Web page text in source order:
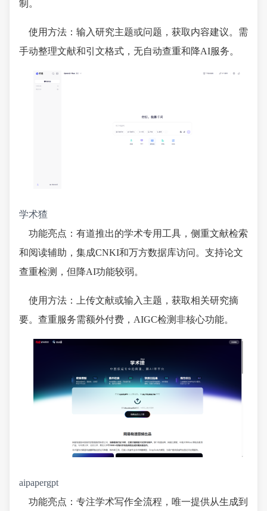
制。
使用方法：输入研究主题或问题，获取内容建议。需
手动整理文献和引文格式，无自动查重和降AI服务。
学术猹
功能亮点：有道推出的学术专用工具，侧重文献检索
和阅读辅助，集成CNKI和万方数据库访问。支持论文
查重检测，但降AI功能较弱。
使用方法：上传文献或输入主题，获取相关研究摘
要。查重服务需额外付费，AIGC检测非核心功能。
aipapergpt
功能亮点：专注学术写作全流程，唯一提供从生成到